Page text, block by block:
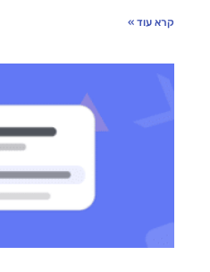
קרא עוד »